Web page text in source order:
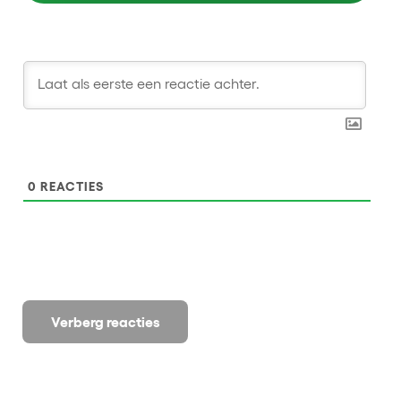
Verberg reacties
0 REACTIES